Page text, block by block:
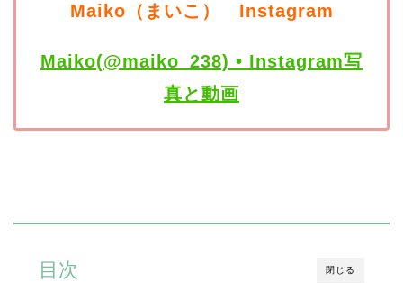
Maiko（まいこ） Instagram
Maiko(@maiko_238) • Instagram写
真と動画
閉じる
目次